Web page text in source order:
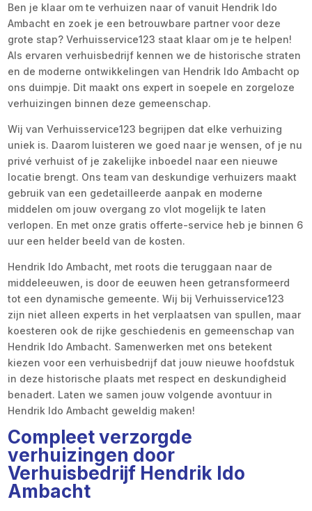
Ben je klaar om te verhuizen naar of vanuit Hendrik Ido
Ambacht en zoek je een betrouwbare partner voor deze
grote stap? Verhuisservice123 staat klaar om je te helpen!
Als ervaren verhuisbedrijf kennen we de historische straten
en de moderne ontwikkelingen van Hendrik Ido Ambacht op
ons duimpje. Dit maakt ons expert in soepele en zorgeloze
verhuizingen binnen deze gemeenschap.
Wij van Verhuisservice123 begrijpen dat elke verhuizing
uniek is. Daarom luisteren we goed naar je wensen, of je nu
privé verhuist of je zakelijke inboedel naar een nieuwe
locatie brengt. Ons team van deskundige verhuizers maakt
gebruik van een gedetailleerde aanpak en moderne
middelen om jouw overgang zo vlot mogelijk te laten
verlopen. En met onze gratis offerte-service heb je binnen 6
uur een helder beeld van de kosten.
Hendrik Ido Ambacht, met roots die teruggaan naar de
middeleeuwen, is door de eeuwen heen getransformeerd
tot een dynamische gemeente. Wij bij Verhuisservice123
zijn niet alleen experts in het verplaatsen van spullen, maar
koesteren ook de rijke geschiedenis en gemeenschap van
Hendrik Ido Ambacht. Samenwerken met ons betekent
kiezen voor een verhuisbedrijf dat jouw nieuwe hoofdstuk
in deze historische plaats met respect en deskundigheid
benadert. Laten we samen jouw volgende avontuur in
Hendrik Ido Ambacht geweldig maken!
Compleet verzorgde
verhuizingen door
Verhuisbedrijf Hendrik Ido
Ambacht